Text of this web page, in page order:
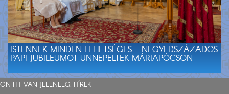
ISTENNEK MINDEN LEHETSÉGES – NEGYEDSZÁZADOS
PAPI JUBILEUMOT ÜNNEPELTEK MÁRIAPÓCSON
ÖN ITT VAN JELENLEG: HÍREK